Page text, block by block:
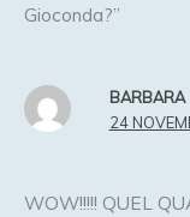
Gioconda?”
BARBARA
24
WOW!!!!! QUEL